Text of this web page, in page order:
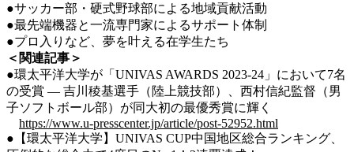
●サッカー部・硬式野球部による地域貢献活動
●最先端機器と一流専門家によるサポート体制
●プロ入りなど、夢を叶える在学生たち
＜関連記事＞
●環太平洋大学が「UNIVAS AWARDS 2023-24」において7名
の受賞 ― 吉川稜基選手（陸上競技部）、西村信紀監督（男
子ソフトボール部）が同大初の最優秀賞に輝く
https://www.u-presscenter.jp/article/post-52952.html
●【環太平洋大学】UNIVAS CUP中国地区総合ランキング、